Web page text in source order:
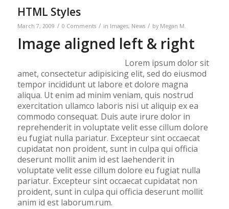
HTML Styles
March 7, 2009 / 0 Comments / in Images, News / by Megan M.
Image aligned left & right
Lorem ipsum dolor sit
amet, consectetur adipisicing elit, sed do eiusmod
tempor incididunt ut labore et dolore magna
aliqua. Ut enim ad minim veniam, quis nostrud
exercitation ullamco laboris nisi ut aliquip ex ea
commodo consequat. Duis aute irure dolor in
reprehenderit in voluptate velit esse cillum dolore
eu fugiat nulla pariatur. Excepteur sint occaecat
cupidatat non proident, sunt in culpa qui officia
deserunt mollit anim id est laehenderit in
voluptate velit esse cillum dolore eu fugiat nulla
pariatur. Excepteur sint occaecat cupidatat non
proident, sunt in culpa qui officia deserunt mollit
anim id est laborum.rum.